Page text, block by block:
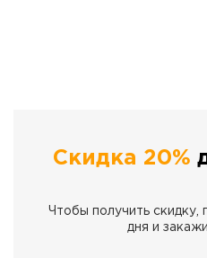
Скидка 20%
Чтобы получить скидку,
дня и